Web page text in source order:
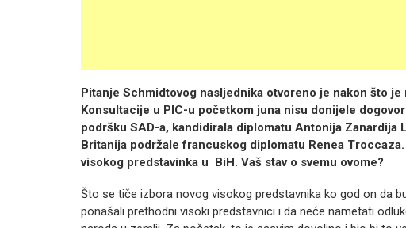
Pitanje Schmidtovog nasljednika otvoreno je nakon što
Konsultacije u PIC-u početkom juna nisu donijele
podršku SAD-a, kandidirala diplomatu Antonija Zanardija
Britanija podržale francuskog diplomatu Renea
visokog predstavinka u BiH. Vaš stav o svemu ovome?
Što se tiče izbora novog visokog predstavnika ko god on da
ponašali prethodni visoki predstavnici i da neće nametati